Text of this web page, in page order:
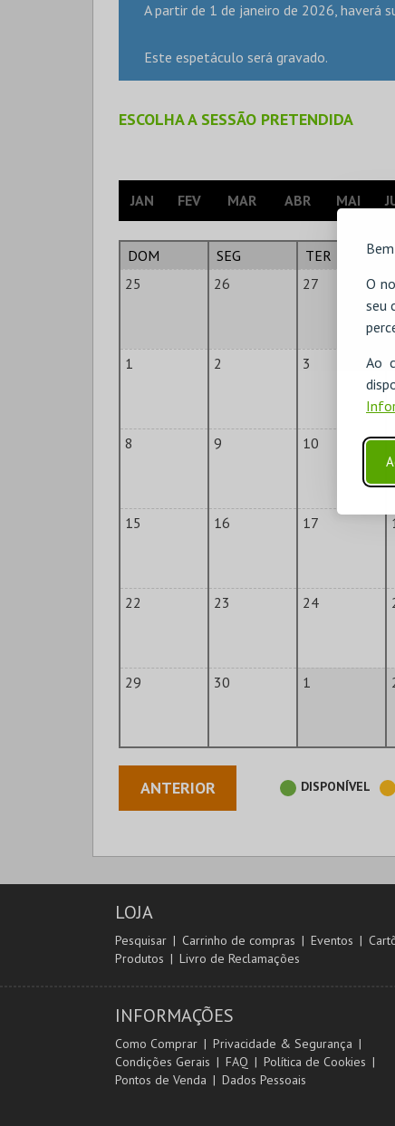
O
seu
Ao
A partir de 1 de janeiro de 2026, haverá
Este espetáculo será gravado.
ESCOLHA A SESSÃO PRETENDIDA
JAN FEV MAR ABR MAI
DOM SEG TER
25
26 27
1 2 3
8 9 10
15 16 17
22 23 24
29 30 1
ANTERIOR DISPONÍVEL
LOJA
Pesquisar Carrinho de compras Eventos
Produtos
Livro de Reclamações
INFORMAÇÕES
Como Comprar
Privacidade & Segurança
Condições Gerais
FAQ
Política de Cookies
Pontos de Venda
Dados Pessoais